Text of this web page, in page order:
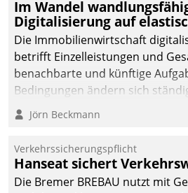
Im Wandel
Digitalisierung auf
Die Immobilienwirtschaft
betrifft Einzelleistungen und
benachbarte und künftige
Bedingungen ändern sich
technisch die Kontrolle wahren
fürs Wachsen öffnen?
Jörn Beckmann
Verkehrssicherungspflicht
Hanseat sichert
Die Bremer BREBAU nutzt mit